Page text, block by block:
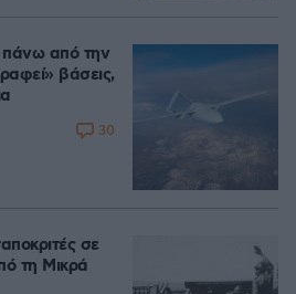
από την
βάσεις,
30
σε
τη Μικρά